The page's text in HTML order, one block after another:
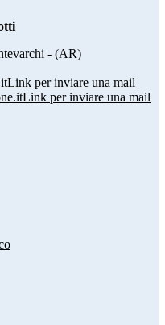
- (AR)
Link per inviare una mail
Link per inviare una mail